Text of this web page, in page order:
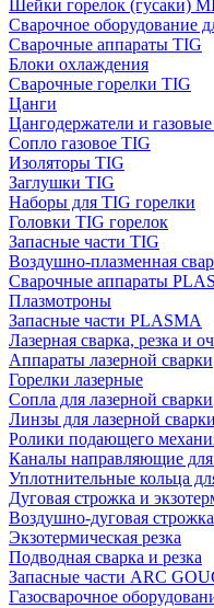
Шейки горелок (гусаки)
Сварочное оборудование
Сварочные аппараты TIG
Блоки охлаждения
Сварочные горелки TIG
Цанги
Цангодержатели и
Сопло газовое TIG
Изоляторы TIG
Заглушки TIG
Наборы для TIG горелки
Головки TIG горелок
Запасные части TIG
Воздушно-плазменная
Сварочные аппараты
Плазмотроны
Запасные части PLASMA
Лазерная сварка, резка и
Аппараты лазерной сварки
Горелки лазерные
Сопла для лазерной сварки
Линзы для лазерной сварки
Ролики подающего
Каналы направляющие для
Уплотнительные кольца
Дуговая строжка и
Воздушно-дуговая строжка
Экзотермическая резка
Подводная сварка и резка
Запасные части ARC
Газосварочное